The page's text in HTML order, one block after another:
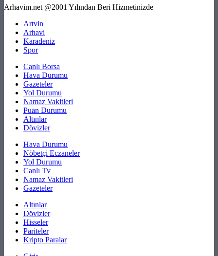
Arhavim.net @2001 Yılından Beri Hizmetinizde
Artvin
Arhavi
Karadeniz
Spor
Canlı Borsa
Hava Durumu
Gazeteler
Yol Durumu
Namaz Vakitleri
Puan Durumu
Altınlar
Dövizler
Hava Durumu
Nöbetçi Eczaneler
Yol Durumu
Canlı Tv
Namaz Vakitleri
Gazeteler
Altınlar
Dövizler
Hisseler
Pariteler
Kripto Paralar